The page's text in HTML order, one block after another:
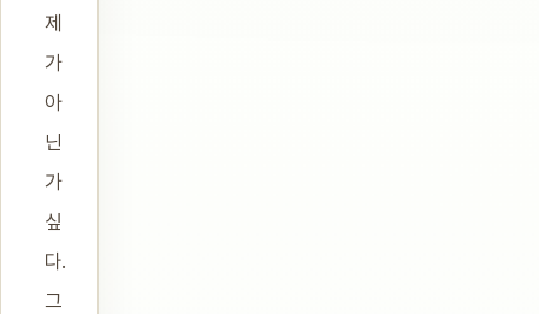
제
가
아
닌
가
싶
다.
그